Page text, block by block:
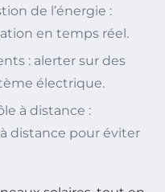
de l’énergie :
en temps réel.
: alerter sur des
électrique.
à distance :
distance pour éviter